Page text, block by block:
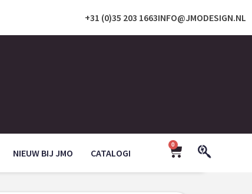
INFO@JMODESIGN.NL
+31 (0)35 203 1663
NIEUW BIJ JMO CATALOGI
0